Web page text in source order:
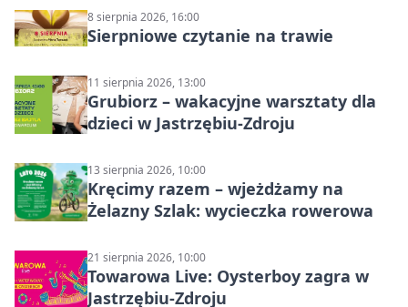
8 sierpnia 2026, 16:00
Sierpniowe czytanie na trawie
11 sierpnia 2026, 13:00
Grubiorz – wakacyjne warsztaty dla
dzieci w Jastrzębiu-Zdroju
13 sierpnia 2026, 10:00
Kręcimy razem – wjeżdżamy na
Żelazny Szlak: wycieczka rowerowa
21 sierpnia 2026, 10:00
Towarowa Live: Oysterboy zagra w
Jastrzębiu-Zdroju